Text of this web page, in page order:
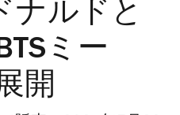
ナルドと
ミー
開